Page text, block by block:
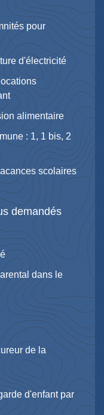
pour
d'électricité
alimentaire
: 1, 1 bis, 2
scolaires
demandés
dans le
de la
d'enfant par